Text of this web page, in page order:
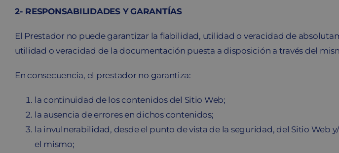
2- RESPONSABILIDADES Y GARANTÍAS
El Prestador no puede garantizar la fiabilidad, utilidad o veracidad de
utilidad o veracidad de la documentación puesta a disposición a través del
En consecuencia, el prestador no garantiza:
la continuidad de los contenidos del Sitio Web;
la ausencia de errores en dichos contenidos;
la invulnerabilidad, desde el punto de vista de la seguridad, del Sitio
el mismo;